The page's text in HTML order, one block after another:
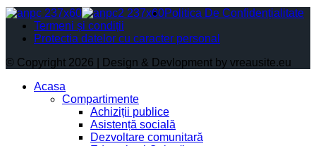
Politica De Confidențialitate
Termeni și condiții
Protectia datelor cu caracter personal
© Copyright 2026 | Design & Devlopment by vreausite.eu
Acasa
Compartimente
Achiziții publice
Asistență socială
Dezvoltare comunitară